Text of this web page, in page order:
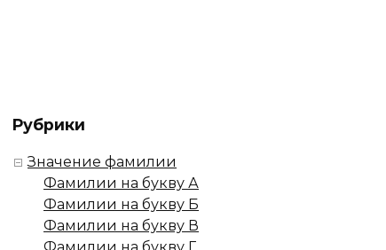
Рубрики
Значение фамилии
Фамилии на букву А
Фамилии на букву Б
Фамилии на букву В